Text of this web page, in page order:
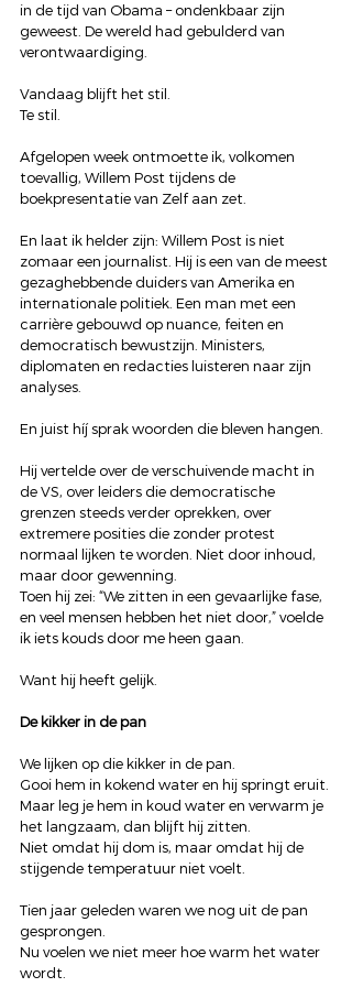
in de tijd van Obama – ondenkbaar zijn
geweest. De wereld had gebulderd van
verontwaardiging.
Vandaag blijft het stil.
Te stil.
Afgelopen week ontmoette ik, volkomen
toevallig, Willem Post tijdens de
boekpresentatie van Zelf aan zet.
En laat ik helder zijn: Willem Post is niet
zomaar een journalist. Hij is een van de meest
gezaghebbende duiders van Amerika en
internationale politiek. Een man met een
carrière gebouwd op nuance, feiten en
democratisch bewustzijn. Ministers,
diplomaten en redacties luisteren naar zijn
analyses.
En juist híj sprak woorden die bleven hangen.
Hij vertelde over de verschuivende macht in
de VS, over leiders die democratische
grenzen steeds verder oprekken, over
extremere posities die zonder protest
normaal lijken te worden. Niet door inhoud,
maar door gewenning.
Toen hij zei: “We zitten in een gevaarlijke fase,
en veel mensen hebben het niet door,” voelde
ik iets kouds door me heen gaan.
Want hij heeft gelijk.
De kikker in de pan
We lijken op die kikker in de pan.
Gooi hem in kokend water en hij springt eruit.
Maar leg je hem in koud water en verwarm je
het langzaam, dan blijft hij zitten.
Niet omdat hij dom is, maar omdat hij de
stijgende temperatuur niet voelt.
Tien jaar geleden waren we nog uit de pan
gesprongen.
Nu voelen we niet meer hoe warm het water
wordt.